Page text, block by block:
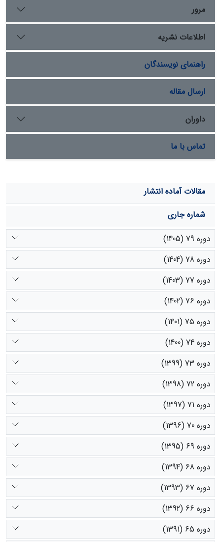
پژوهش ساختار 9 نرون در لایه ورودی، 14 نرون در لایه پنهان
و 1 نرون در لایه خروجی با نسبت یادگیری 2/0 به‌عنوان
ساختار بهینه انتخاب شد که ریشه میانگین مربعات خطا و
ضریب تبیین به‌ترتیب برابر 051/0 و 9623/0 بود. نقشه
پهنه‌بندی تهیه شده با این ساختار دارای دقت 307/92 درصد
بود. نتایج دیگر پژوهش نشان داد که از کل مساحت منطقه
مورد مطالعه، 14/35، 73/26، 59/14، 88/9 و 63/13 درصد،
به‌ترتیب در طبقه پایدار، کم خطر، خطر متوسط، خطر زیاد و
خطر خیلی زیاد قرار گرفته است
مرور
اطلاعات نشریه
راهنمای نویسندگان
ارسال مقاله
داوران
تماس با ما
مقالات آماده انتشار
شماره جاری
دوره 79 (1405)
دوره 78 (1404)
دوره 77 (1403)
دوره 76 (1402)
دوره 75 (1401)
دوره 74 (1400)
دوره 73 (1399)
دوره 72 (1398)
دوره 71 (1397)
دوره 70 (1396)
دوره 69 (1395)
دوره 68 (1394)
دوره 67 (1393)
دوره 66 (1392)
دوره 65 (1391)